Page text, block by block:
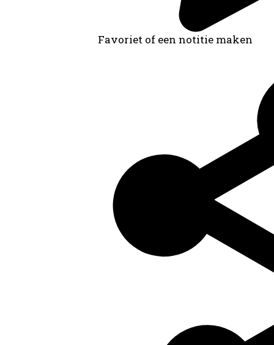
Favoriet of een notitie maken